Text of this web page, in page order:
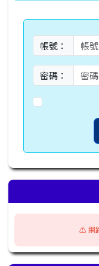
帳號：
密碼：
⚠️ 網